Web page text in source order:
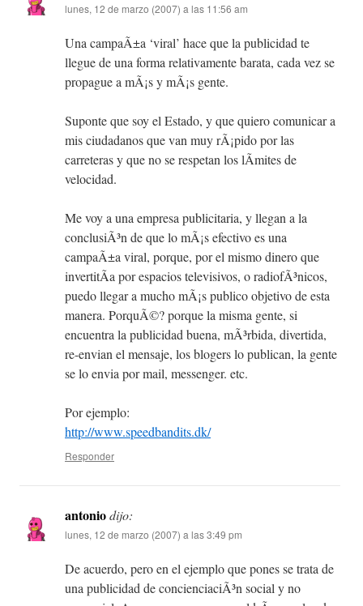
lunes, 12 de marzo (2007) a las 11:56 am
Una campaÃ±a ‘viral’ hace que la publicidad te
llegue de una forma relativamente barata, cada vez se
propague a mÃ¡s y mÃ¡s gente.
Suponte que soy el Estado, y que quiero comunicar a
mis ciudadanos que van muy rÃ¡pido por las
carreteras y que no se respetan los lÃ­mites de
velocidad.
Me voy a una empresa publicitaria, y llegan a la
conclusiÃ³n de que lo mÃ¡s efectivo es una
campaÃ±a viral, porque, por el mismo dinero que
invertitÃ­a por espacios televisivos, o radiofÃ³nicos,
puedo llegar a mucho mÃ¡s publico objetivo de esta
manera. PorquÃ©? porque la misma gente, si
encuentra la publicidad buena, mÃ³rbida, divertida,
re-envian el mensaje, los blogers lo publican, la gente
se lo envia por mail, messenger. etc.
Por ejemplo:
http://www.speedbandits.dk/
Responder
antoniodijo:
lunes, 12 de marzo (2007) a las 3:49 pm
De acuerdo, pero en el ejemplo que pones se trata de
una publicidad de concienciaciÃ³n social y no